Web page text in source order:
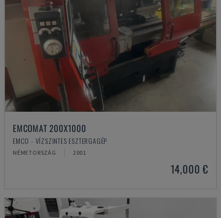
EMCOMAT 200X1000
EMCO - VÍZSZINTES ESZTERGAGÉP
NÉMETORSZÁG 2001
14,000 €